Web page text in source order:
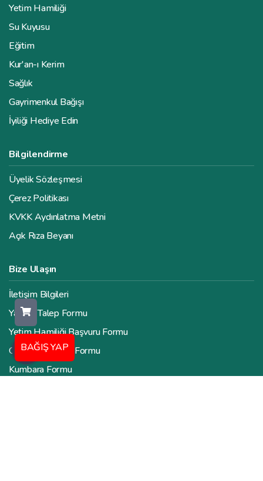
Yetim Hamiliği
Su Kuyusu
Eğitim
Kur'an-ı Kerim
Sağlık
Gayrimenkul Bağışı
İyiliği Hediye Edin
Bilgilendirme
Üyelik Sözleşmesi
Çerez Politikası
KVKK Aydınlatma Metni
Açık Rıza Beyanı
Bize Ulaşın
İletişim Bilgileri
Yardım Talep Formu
Yetim Hamiliği Başvuru Formu
Gönüllü Başvuru Formu
Kumbara Formu
BAĞIŞ YAP